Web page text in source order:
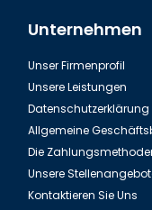
Unternehmen
Unser Firmenprofil
Unsere Leistungen
Datenschutzerklärung
Allgemeine
Die
Unsere
Kontaktieren Sie Uns